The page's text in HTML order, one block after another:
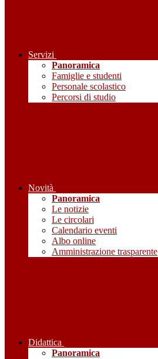
Servizi
Panoramica
Famiglie e studenti
Personale scolastico
Percorsi di studio
Novità
Panoramica
Le notizie
Le circolari
Calendario eventi
Albo online
Amministrazione trasparente
Didattica
Panoramica